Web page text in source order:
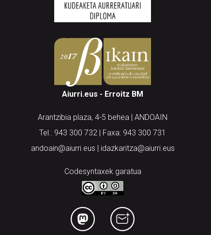
Aiurri.eus - Erroitz BM
Arantzibia plaza, 4-5 behea | ANDOAIN
Tel.: 943 300 732 | Faxa: 943 300 731
andoain@aiurri.eus | idazkaritza@aiurri.eus
Codesyntaxek garatua